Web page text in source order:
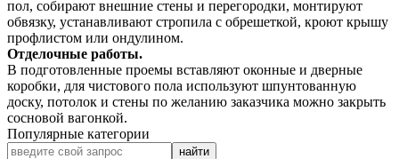
пол, собирают внешние стены и перегородки, монтируют
обвязку, устанавливают стропила с обрешеткой, кроют крышу
профлистом или ондулином.
Отделочные работы.
В подготовленные проемы вставляют оконные и дверные
коробки, для чистового пола используют шпунтованную
доску, потолок и стены по желанию заказчика можно закрыть
сосновой вагонкой.
Популярные категории
найти